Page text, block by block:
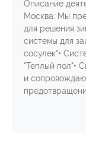
Описание
Москва: Мы
для решения
системы для
сосулек"•
"Теплый пол"•
и